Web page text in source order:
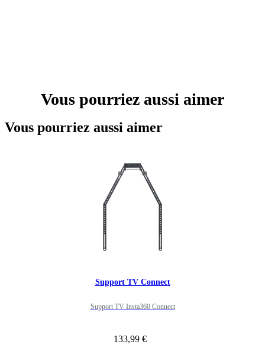
Vous pourriez aussi aimer
Vous pourriez aussi aimer
Support TV Connect
Support TV Insta360 Connect
133,99 €